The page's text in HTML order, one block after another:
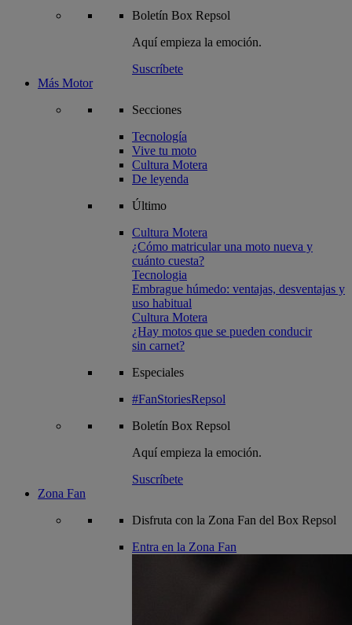
Boletín Box Repsol
Aquí empieza la emoción.
Suscríbete
Más Motor
Secciones
Tecnología
Vive tu moto
Cultura Motera
De leyenda
Último
Cultura Motera
¿Cómo matricular una moto nueva y
cuánto cuesta?
Tecnologia
Embrague húmedo: ventajas, desventajas y
uso habitual
Cultura Motera
¿Hay motos que se pueden conducir
sin carnet?
Especiales
#FanStoriesRepsol
Boletín Box Repsol
Aquí empieza la emoción.
Suscríbete
Zona Fan
Disfruta con la Zona Fan del Box Repsol
Entra en la Zona Fan